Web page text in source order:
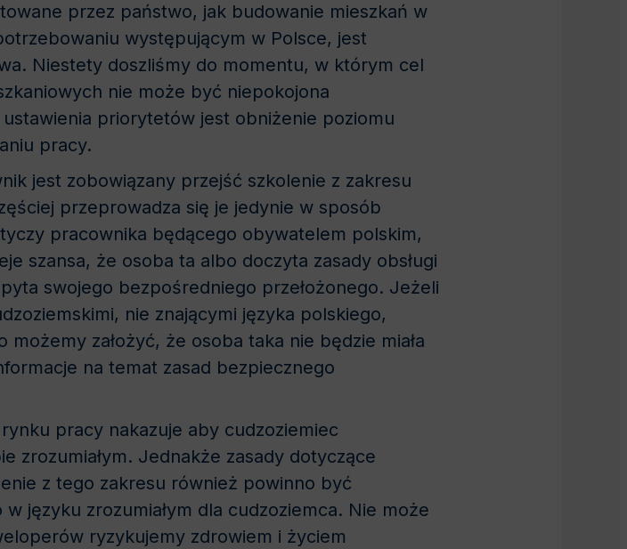
przez państwo, jak budowanie mieszkań w
występującym w Polsce, jest
Niestety doszliśmy do momentu, w którym cel
nie może być niepokojona
priorytetów jest obniżenie poziomu
pracy.
jest zobowiązany przejść szkolenie z zakresu
przeprowadza się je jedynie w sposób
pracownika będącego obywatelem polskim,
szansa, że osoba ta albo doczyta zasady obsługi
swojego bezpośredniego przełożonego. Jeżeli
nie znającymi języka polskiego,
założyć, że osoba taka nie będzie miała
na temat zasad bezpiecznego
pracy nakazuje aby cudzoziemiec
zrozumiałym. Jednakże zasady dotyczące
z tego zakresu również powinno być
języku zrozumiałym dla cudzoziemca. Nie może
ryzykujemy zdrowiem i życiem